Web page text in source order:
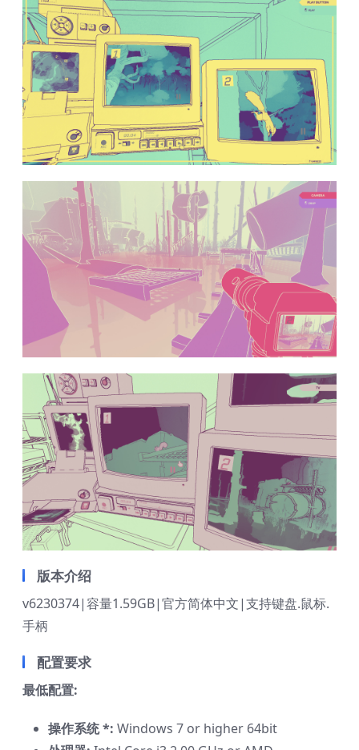
版本介绍
v6230374|容量1.59GB|官方简体中文|支持键盘.鼠标.
手柄
配置要求
最低配置:
操作系统 *: Windows 7 or higher 64bit